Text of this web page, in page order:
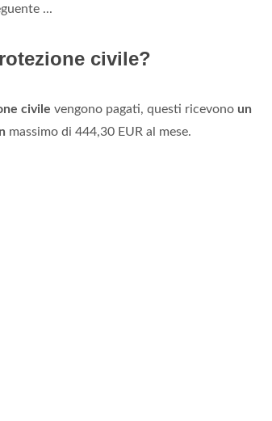
...
civile?
civile vengono pagati, questi ricevono un
massimo di 444,30 EUR al mese.